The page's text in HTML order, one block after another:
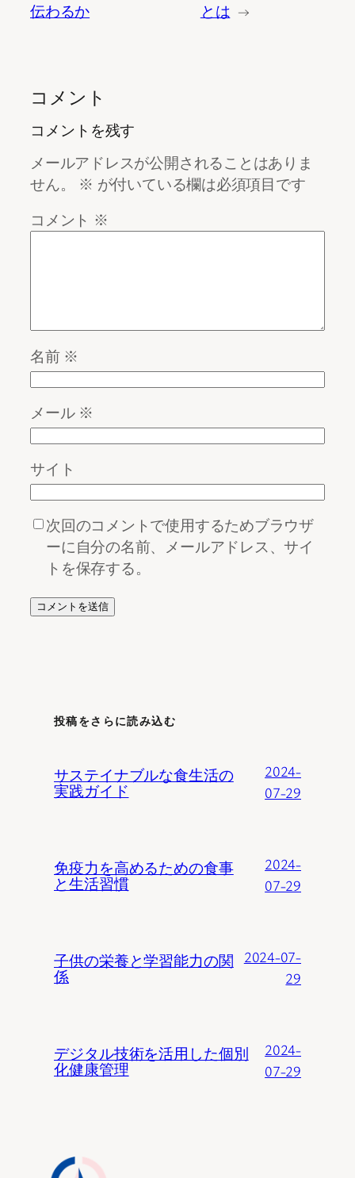
伝わるか
とは →
コメント
コメントを残す
メールアドレスが公開されることはありま
せん。
※ が付いている欄は必須項目です
コメント ※
名前 ※
メール ※
サイト
次回のコメントで使用するためブラウザ
ーに自分の名前、メールアドレス、サイ
トを保存する。
投稿をさらに読み込む
サステイナブルな食生活の
実践ガイド
2024-
07-29
免疫力を高めるための食事
と生活習慣
2024-
07-29
子供の栄養と学習能力の関
係
2024-07-
29
デジタル技術を活用した個別
化健康管理
2024-
07-29